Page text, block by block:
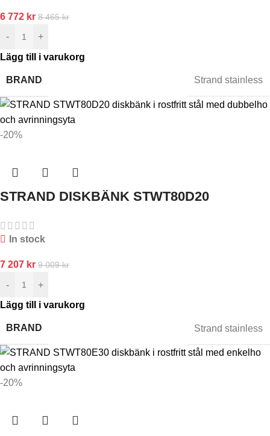
6 772 kr 8 465kr
-
+
Lägg till i varukorg
BRAND Strand stainless
-20%
STRAND DISKBÄNK STWT80D20
In stock
7 207 kr 9 009kr
-
+
Lägg till i varukorg
BRAND Strand stainless
-20%